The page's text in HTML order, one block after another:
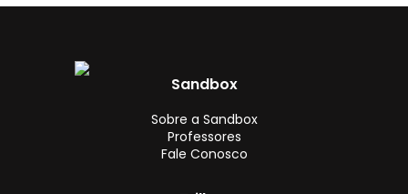
Sandbox
Sobre a Sandbox
Professores
Fale Conosco